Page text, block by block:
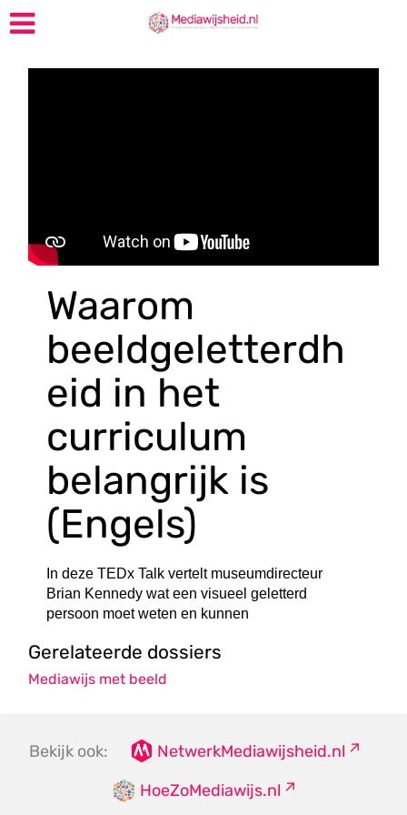
Waarom
beeldgeletterdh
eid in het
curriculum
belangrijk is
(Engels)
In deze TEDx Talk vertelt museumdirecteur
Brian Kennedy wat een visueel geletterd
persoon moet weten en kunnen
Gerelateerde dossiers
Mediawijs met beeld
Bekijk ook:
NetwerkMediawijsheid.nl
HoeZoMediawijs.nl